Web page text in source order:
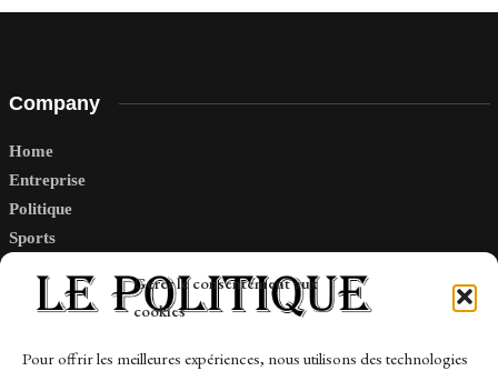
Gérer le consentement aux
cookies
Pour offrir les meilleures expériences, nous utilisons des technologies
Company
Home
Entreprise
Politique
Sports